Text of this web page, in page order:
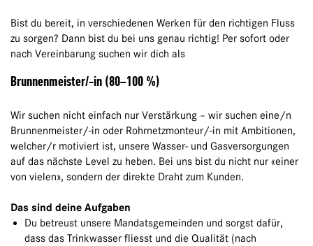
Bist du bereit, in verschiedenen Werken für den richtigen Fluss
zu sorgen? Dann bist du bei uns genau richtig! Per sofort oder
nach Vereinbarung suchen wir dich als
Brunnenmeister/-in (80–100 %)
Wir suchen nicht einfach nur Verstärkung – wir suchen eine/n
Brunnenmeister/-in oder Rohrnetzmonteur/-in mit Ambitionen,
welcher/r motiviert ist, unsere Wasser- und Gasversorgungen
auf das nächste Level zu heben. Bei uns bist du nicht nur «einer
von vielen», sondern der direkte Draht zum Kunden.
Das sind deine Aufgaben
Du betreust unsere Mandatsgemeinden und sorgst dafür,
dass das Trinkwasser fliesst und die Qualität (nach